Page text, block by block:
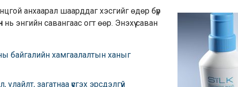
анхаарал шаарддаг хэсгийг өдөр бүр
нь энгийн савангаас огт өөр. Энэхүү саван
байгалийн хамгаалалтын ханыг
загатнаа үүсгэх эрсдэлгүй